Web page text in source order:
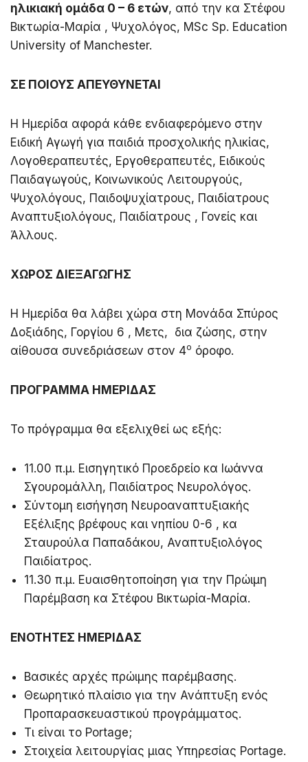
ηλικιακή ομάδα 0 – 6 ετών, από την κα Στέφου
Βικτωρία-Μαρία , Ψυχολόγος, MSc Sp. Education
University of Manchester.
ΣΕ ΠΟΙΟΥΣ ΑΠΕΥΘΥΝΕΤΑΙ
Η Ημερίδα αφορά κάθε ενδιαφερόμενο στην
Ειδική Αγωγή για παιδιά προσχολικής ηλικίας,
Λογοθεραπευτές, Εργοθεραπευτές, Ειδικούς
Παιδαγωγούς, Κοινωνικούς Λειτουργούς,
Ψυχολόγους, Παιδοψυχίατρους, Παιδίατρους
Αναπτυξιολόγους, Παιδίατρους , Γονείς και
Άλλους.
ΧΩΡΟΣ ΔΙΕΞΑΓΩΓΗΣ
Η Ημερίδα θα λάβει χώρα στη Μονάδα Σπύρος
Δοξιάδης, Γοργίου 6 , Μετς, δια ζώσης, στην
αίθουσα συνεδριάσεων στον 4ο όροφο.
ΠΡΟΓΡΑΜΜΑ ΗΜΕΡΙΔΑΣ
Το πρόγραμμα θα εξελιχθεί ως εξής:
11.00 π.μ. Εισηγητικό Προεδρείο κα Ιωάννα
Σγουρομάλλη, Παιδίατρος Νευρολόγος.
Σύντομη εισήγηση Νευροαναπτυξιακής
Εξέλιξης βρέφους και νηπίου 0-6 , κα
Σταυρούλα Παπαδάκου, Αναπτυξιολόγος
Παιδίατρος.
11.30 π.μ. Ευαισθητοποίηση για την Πρώιμη
Παρέμβαση κα Στέφου Βικτωρία-Μαρία.
ΕΝΟΤΗΤΕΣ ΗΜΕΡΙΔΑΣ
Βασικές αρχές πρώιμης παρέμβασης.
Θεωρητικό πλαίσιο για την Ανάπτυξη ενός
Προπαρασκευαστικού προγράμματος.
Τι είναι το Portage;
Στοιχεία λειτουργίας μιας Υπηρεσίας Portage.